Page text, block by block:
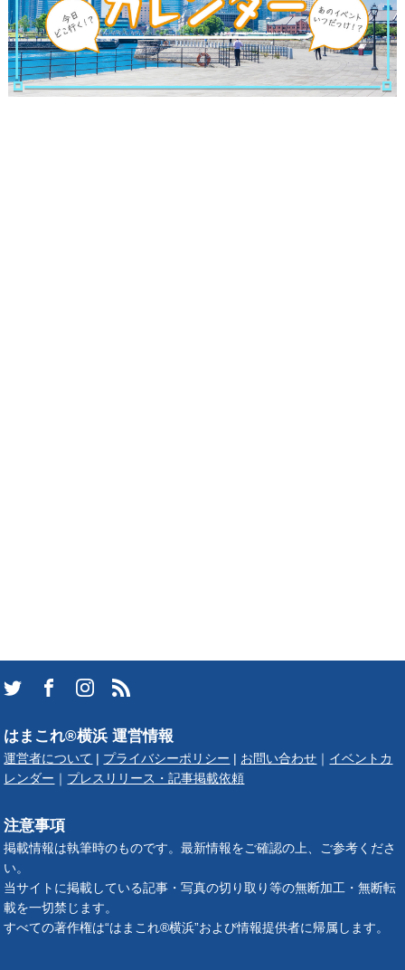
はまこれ®横浜 運営情報
運営者について プライバシーポリシー お問い合わせ
イベントカ
レンダー
プレスリリース・記事掲載依頼
注意事項
掲載情報は執筆時のものです。最新情報をご確認の上、ご参考くださ
い。
当サイトに掲載している記事・写真の切り取り等の無断加工・無断転
載を一切禁じます。
すべての著作権は“はまこれ®横浜”および情報提供者に帰属します。